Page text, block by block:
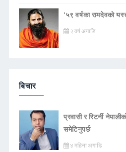
‘५९ वर्षका रामदेवकाे
२ वर्ष अगाडि
बिचार
प्रवासी र रिटर्नी
समेटिनुपर्छ
४ महिना अगाडि